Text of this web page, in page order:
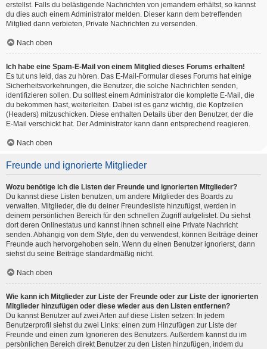
erstellst. Falls du belästigende Nachrichten von jemandem erhältst, so kannst
du dies auch einem Administrator melden. Dieser kann dem betreffenden
Mitglied dann verbieten, Private Nachrichten zu versenden.
Nach oben
Ich habe eine Spam-E-Mail von einem Mitglied dieses Forums erhalten!
Es tut uns leid, das zu hören. Das E-Mail-Formular dieses Forums hat einige
Sicherheitsvorkehrungen, die Benutzer, die solche Nachrichten senden,
identifizieren sollen. Du solltest einem Administrator die komplette E-Mail, die
du bekommen hast, weiterleiten. Dabei ist es ganz wichtig, die Kopfzeilen
(Headers) mitzuschicken. Diese enthalten Details über den Benutzer, der die
E-Mail verschickt hat. Der Administrator kann dann entsprechend reagieren.
Nach oben
Freunde und ignorierte Mitglieder
Wozu benötige ich die Listen der Freunde und ignorierten Mitglieder?
Du kannst diese Listen benutzen, um andere Mitglieder des Boards zu
verwalten. Mitglieder, die du deiner Freundesliste hinzufügst, werden in
deinem persönlichen Bereich für den schnellen Zugriff aufgelistet. Du siehst
dort deren Onlinestatus und kannst ihnen schnell eine Private Nachricht
senden. Abhängig von dem Style, den du verwendest, können Beiträge deiner
Freunde auch hervorgehoben sein. Wenn du einen Benutzer ignorierst, dann
siehst du seine Beiträge standardmäßig nicht.
Nach oben
Wie kann ich Mitglieder zur Liste der Freunde oder zur Liste der ignorierten
Mitglieder hinzufügen oder diese wieder aus den Listen entfernen?
Du kannst Benutzer auf zwei Arten auf diese Listen setzen: In jedem
Benutzerprofil siehst du zwei Links: einen zum Hinzufügen zur Liste der
Freunde und einen zum Ignorieren des Benutzers. Außerdem kannst du im
persönlichen Bereich direkt Benutzer zu den Listen hinzufügen, indem du